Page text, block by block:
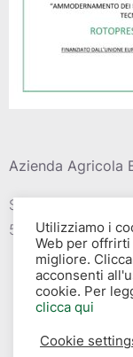
Azienda Agricola
Strada vic. Della
58015 – Albinia
Utilizziamo i
Web per
migliore.
acconsenti
cookie. Per
clicca qui
Cookie